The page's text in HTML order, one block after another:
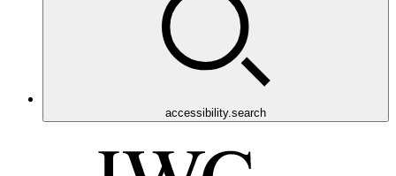
accessibility.search